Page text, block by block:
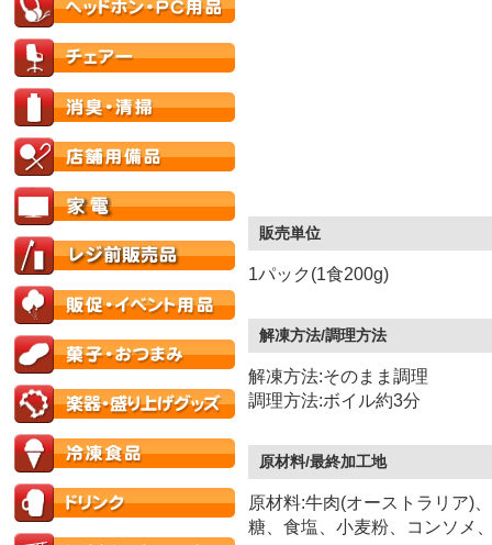
販売単位
1パック(1食200g)
解凍方法/調理方法
解凍方法:そのまま調理
調理方法:ボイル約3分
原材料/最終加工地
原材料:牛肉(オーストラリア)
糖、食塩、小麦粉、コンソメ